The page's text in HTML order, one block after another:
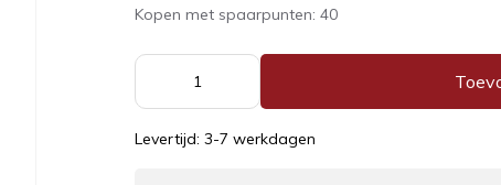
Kopen met spaarpunten:40
Levertijd: 3-7 werkdagen